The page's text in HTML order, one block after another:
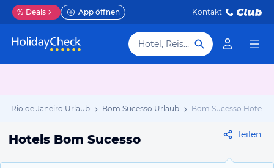
% Deals App öffnen Kontakt
Hotel, Reiseziel
Rio de Janeiro Urlaub Bom Sucesso Urlaub Bom Sucesso Hotels
Hotels Bom Sucesso Teilen